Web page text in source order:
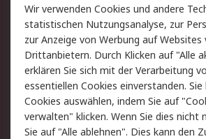
Rücksendungen
Hilfe
Rechtliches
AGB
Cookie-Richtlinie
Copyright/Impressum
Wir verwenden Cookies und andere
statistischen Nutzungsanalyse, zur
zur Anzeige von Werbung auf Websites
Drittanbietern. Durch Klicken auf "Alle
erklären Sie sich mit der Verarbeitung
essentiellen Cookies einverstanden.
Cookies auswählen, indem Sie auf
verwalten" klicken. Wenn Sie dies nicht
Sie auf "Alle ablehnen". Dies kann den